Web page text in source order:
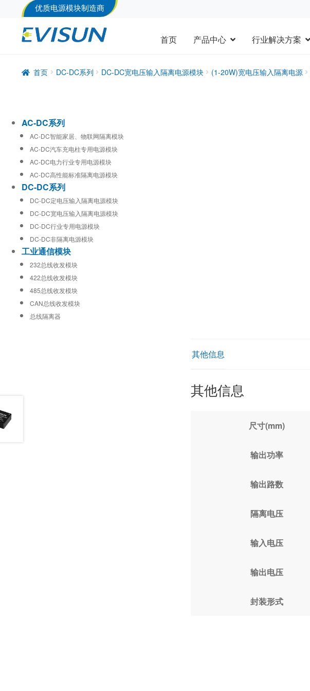
优质电源模块制造商
首页 产品中心 行业解决方案
首页 DC-DC系列 DC-DC宽电压输入隔离电源模块 (1-20W)宽电压输入隔离电源
其他信息
其他信息
尺寸(mm)
输出功率
输出路数
隔离电压
输入电压
输出电压
封装形式
AC-DC系列
AC-DC智能家居、物联网隔离模块
AC-DC汽车充电柱专用电源模块
AC-DC电力行业专用电源模块
AC-DC高性能标准隔离电源模块
DC-DC系列
DC-DC定电压输入隔离电源模块
DC-DC宽电压输入隔离电源模块
DC-DC行业专用电源模块
DC-DC非隔离电源模块
工业通信模块
232总线收发模块
422总线收发模块
485总线收发模块
CAN总线收发模块
总线隔离器